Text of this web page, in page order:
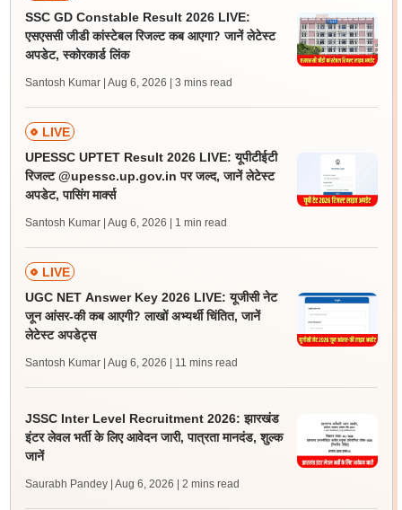
SSC GD Constable Result 2026 LIVE:
एसएससी जीडी कांस्टेबल रिजल्ट कब आएगा? जानें लेटेस्ट
अपडेट, स्कोरकार्ड लिंक
Santosh Kumar | Aug 6, 2026 | 3 mins read
LIVE
UPESSC UPTET Result 2026 LIVE: यूपीटीईटी
रिजल्ट @upessc.up.gov.in पर जल्द, जानें लेटेस्ट
अपडेट, पासिंग मार्क्स
Santosh Kumar | Aug 6, 2026 | 1 min read
LIVE
UGC NET Answer Key 2026 LIVE: यूजीसी नेट
जून आंसर-की कब आएगी? लाखों अभ्यर्थी चिंतित, जानें
लेटेस्ट अपडेट्स
Santosh Kumar | Aug 6, 2026 | 11 mins read
JSSC Inter Level Recruitment 2026: झारखंड
इंटर लेवल भर्ती के लिए आवेदन जारी, पात्रता मानदंड, शुल्क
जानें
Saurabh Pandey | Aug 6, 2026 | 2 mins read